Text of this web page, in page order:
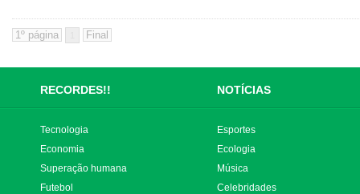
RECORDES!! NOTÍCIAS
Tecnologia
Economia
Superação humana
Futebol
Esportes
Ecologia
Música
Celebridades